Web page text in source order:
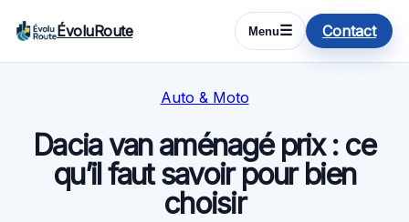
ÉvoluRoute Menu☰ Contact
Auto & Moto
Dacia van aménagé prix : ce
qu’il faut savoir pour bien
choisir